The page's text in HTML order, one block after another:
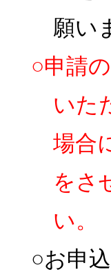
願い
○申請
いた
場合
をさ
い。
○お申